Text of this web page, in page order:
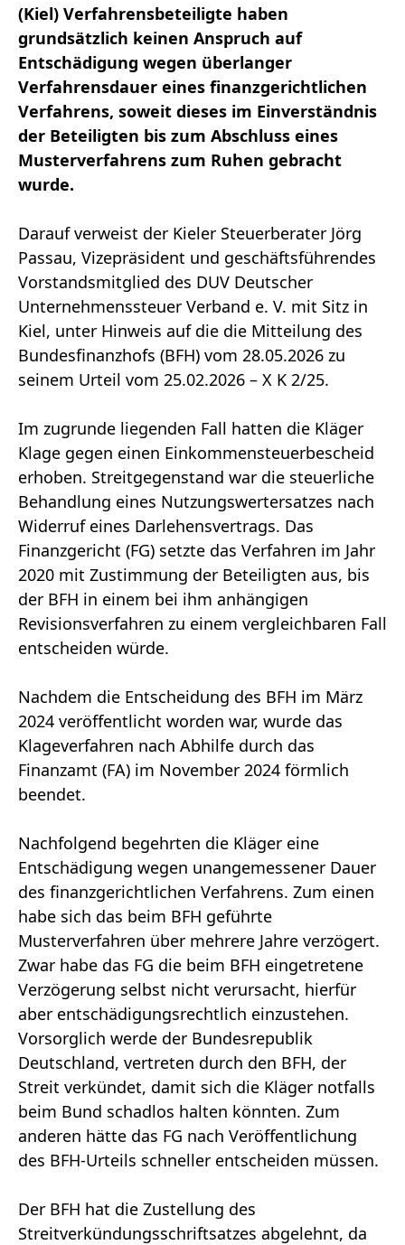
(Kiel) Verfahrensbeteiligte haben
grundsätzlich keinen Anspruch auf
Entschädigung wegen überlanger
Verfahrensdauer eines finanzgerichtlichen
Verfahrens, soweit dieses im Einverständnis
der Beteiligten bis zum Abschluss eines
Musterverfahrens zum Ruhen gebracht
wurde.
Darauf verweist der Kieler Steuerberater Jörg
Passau, Vizepräsident und geschäftsführendes
Vorstandsmitglied des DUV Deutscher
Unternehmenssteuer Verband e. V. mit Sitz in
Kiel, unter Hinweis auf die die Mitteilung des
Bundesfinanzhofs (BFH) vom 28.05.2026 zu
seinem Urteil vom 25.02.2026 – X K 2/25.
Im zugrunde liegenden Fall hatten die Kläger
Klage gegen einen Einkommensteuerbescheid
erhoben. Streitgegenstand war die steuerliche
Behandlung eines Nutzungswertersatzes nach
Widerruf eines Darlehensvertrags. Das
Finanzgericht (FG) setzte das Verfahren im Jahr
2020 mit Zustimmung der Beteiligten aus, bis
der BFH in einem bei ihm anhängigen
Revisionsverfahren zu einem vergleichbaren Fall
entscheiden würde.
Nachdem die Entscheidung des BFH im März
2024 veröffentlicht worden war, wurde das
Klageverfahren nach Abhilfe durch das
Finanzamt (FA) im November 2024 förmlich
beendet.
Nachfolgend begehrten die Kläger eine
Entschädigung wegen unangemessener Dauer
des finanzgerichtlichen Verfahrens. Zum einen
habe sich das beim BFH geführte
Musterverfahren über mehrere Jahre verzögert.
Zwar habe das FG die beim BFH eingetretene
Verzögerung selbst nicht verursacht, hierfür
aber entschädigungsrechtlich einzustehen.
Vorsorglich werde der Bundesrepublik
Deutschland, vertreten durch den BFH, der
Streit verkündet, damit sich die Kläger notfalls
beim Bund schadlos halten könnten. Zum
anderen hätte das FG nach Veröffentlichung
des BFH-Urteils schneller entscheiden müssen.
Der BFH hat die Zustellung des
Streitverkündungsschriftsatzes abgelehnt, da